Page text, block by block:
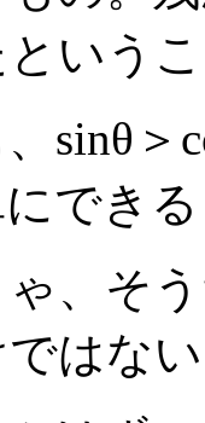
いう
sinθ＞
でき
ゃ、そ
はな